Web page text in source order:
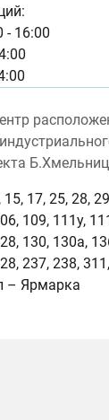
- 16:00
15, 17, 25, 28,
109, 111у,
130, 130а,
237, 238,
– Ярмарка